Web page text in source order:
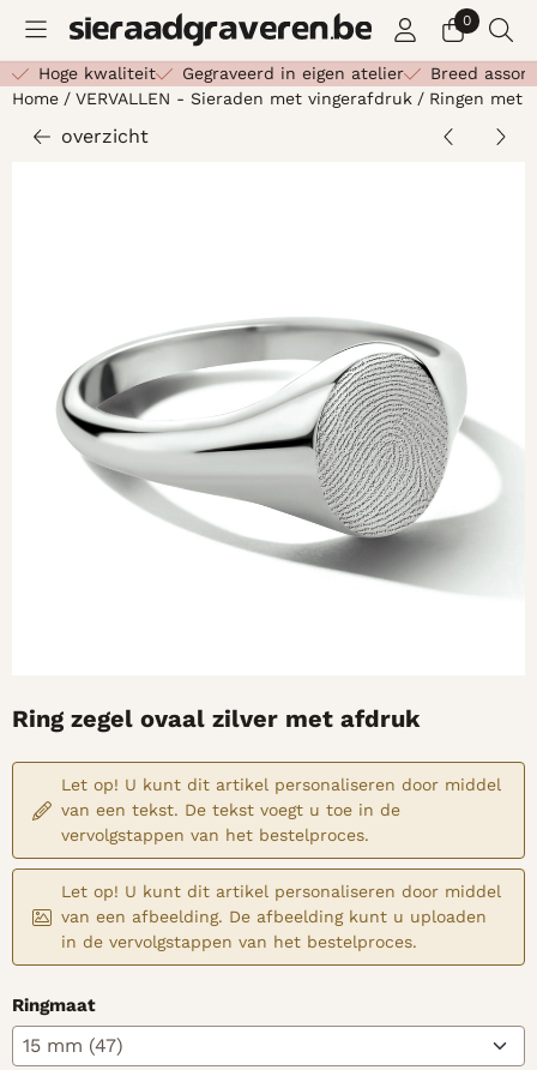
Cookievoorkeuren zijn beschikbaar. Kies instellingen of
0
Hoge kwaliteit Gegraveerd in eigen atelier
Breed
Home / VERVALLEN - Sieraden met vingerafdruk / Ringen met
overzicht
Ring zegel ovaal zilver met afdruk
Let op! U kunt dit artikel personaliseren door middel
van een tekst. De tekst voegt u toe in de
vervolgstappen van het bestelproces.
Let op! U kunt dit artikel personaliseren door middel
van een afbeelding. De afbeelding kunt u uploaden
in de vervolgstappen van het bestelproces.
Ringmaat